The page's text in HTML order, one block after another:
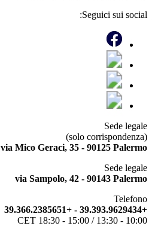
Seguici sui social:
Sede legale
(solo corrispondenza)
via Mico Geraci, 35 - 90125 Palermo
Sede legale
via Sampolo, 42 - 90143 Palermo
Telefono
+39.393.9629434 - +39.366.2385651
10:00 - 13:30 / 15:00 - 18:30 CET